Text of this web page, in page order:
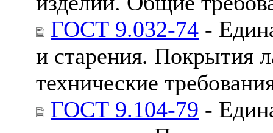
ГОСТ 9.032-74 -
и старения. Покрытия
технические
ГОСТ 9.104-79 -